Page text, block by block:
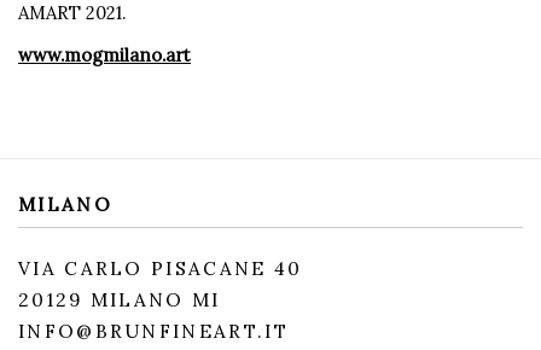
AMART 2021.
www.mogmilano.art
MILANO
VIA CARLO PISACANE 40
20129 MILANO MI
INFO@BRUNFINEART.IT